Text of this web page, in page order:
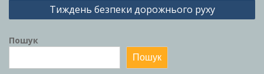
Тиждень безпеки дорожнього руху
Пошук
Пошук